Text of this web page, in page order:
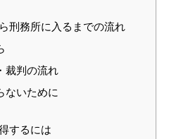
刑務所に入るまでの流れ
裁判の流れ
ないために
するには